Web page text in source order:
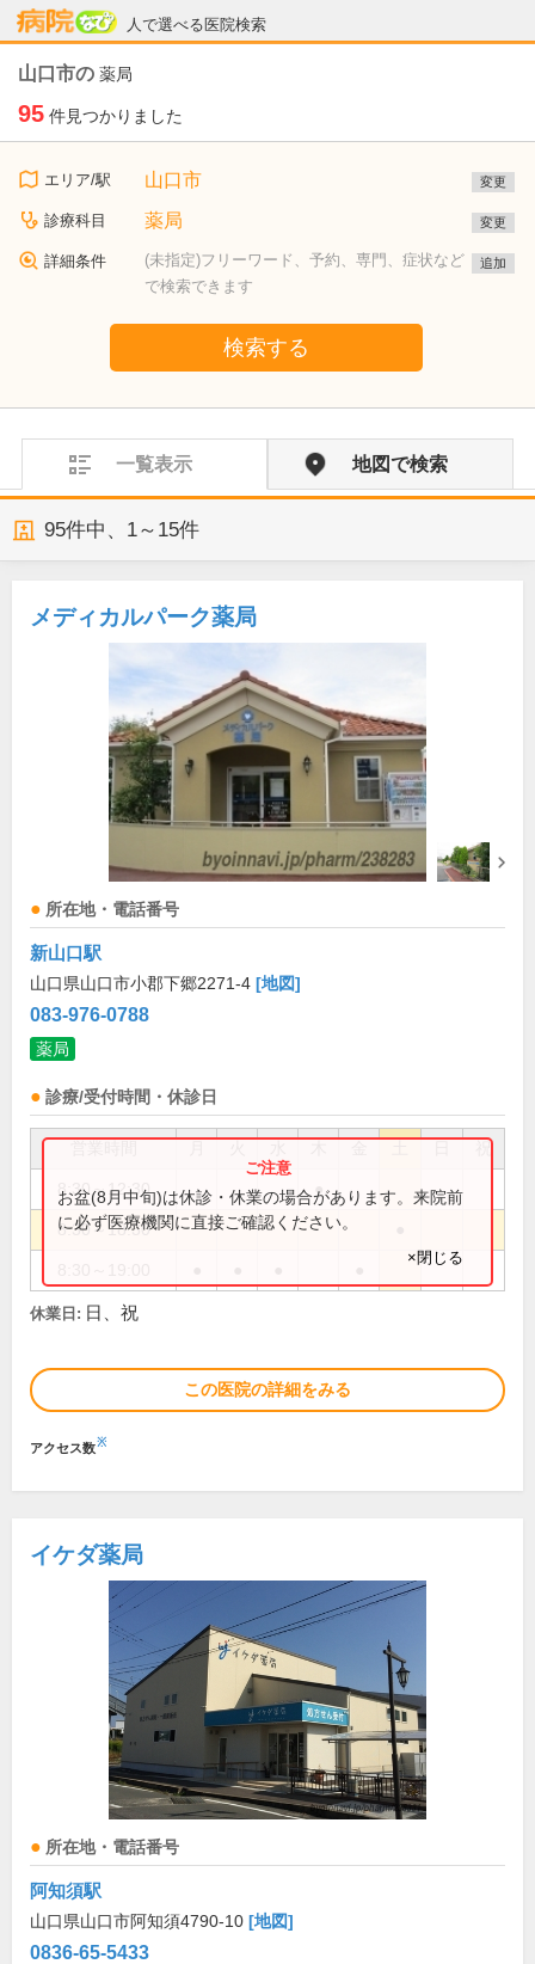
人で選べる医院検索
病院なび
山口市の 薬局
95 件見つかりました
エリア/駅 山口市 変更
診療科目 薬局 変更
詳細条件
(未指定)フリーワード、予約、専門、症状など
で検索できます
追加
検索する
一覧表示 地図で検索
95件中、 1～15件
メディカルパーク薬局
所在地・電話番号
新山口駅
山口県山口市小郡下郷2271-4 [地図]
083-976-0788
薬局
診療/受付時間・休診日
祝
8:30～12:30 ●
8:30～18:30
お盆(8月中旬)は休診・休業の場合があります。来院前
に必ず医療機関に直接ご確認ください。
×閉じる
休業日: 日、祝
この医院の詳細をみる
アクセス数※
イケダ薬局
所在地・電話番号
阿知須駅
山口県山口市阿知須4790-10 [地図]
0836-65-5433